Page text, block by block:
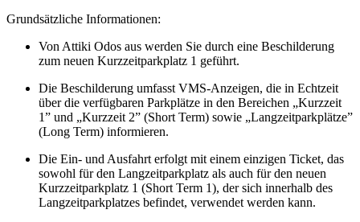
Grundsätzliche Informationen:
Von Attiki Odos aus werden Sie durch eine Beschilderung
zum neuen Kurzzeitparkplatz 1 geführt.
Die Beschilderung umfasst VMS-Anzeigen, die in Echtzeit
über die verfügbaren Parkplätze in den Bereichen „Kurzzeit
1” und „Kurzzeit 2” (Short Term) sowie „Langzeitparkplätze”
(Long Term) informieren.
Die Ein- und Ausfahrt erfolgt mit einem einzigen Ticket, das
sowohl für den Langzeitparkplatz als auch für den neuen
Kurzzeitparkplatz 1 (Short Term 1), der sich innerhalb des
Langzeitparkplatzes befindet, verwendet werden kann.